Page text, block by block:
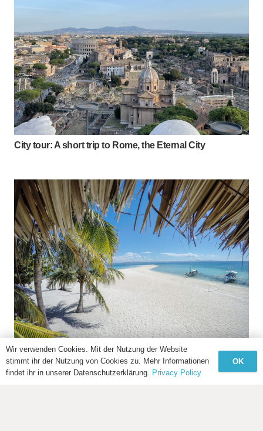
City tour: A short trip to Rome, the Eternal City
Philippinen Reise: Wie du Inselhopping, Tauchen und
die Inseln bewusst erlebst
Wir verwenden Cookies. Mit der Nutzung der Website
stimmt ihr der Nutzung von Cookies zu. Mehr Informationen
findet ihr in unserer Datenschutzerklärung. Privacy Policy
OK